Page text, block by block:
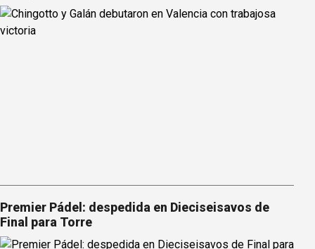
Premier Pádel: despedida en Dieciseisavos de
Final para Torre